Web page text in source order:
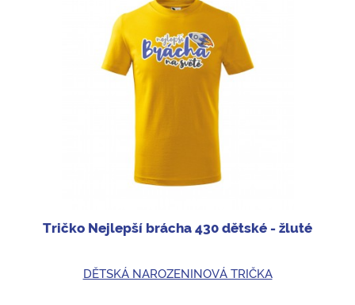
Tričko Nejlepší brácha 430 dětské - žluté
DĚTSKÁ NAROZENINOVÁ TRIČKA